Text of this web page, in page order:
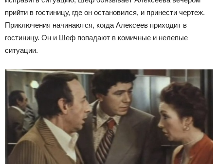
прийти в гостиницу, где он остановился, и принести чертеж.
Приключения начинаются, когда Алексеев приходит в
гостиницу. Он и Шеф попадают в комичные и нелепые
ситуации.